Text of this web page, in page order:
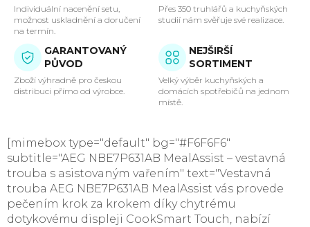
Individuální nacenění setu,
možnost uskladnění a doručení
na termín.
Přes 350 truhlářů a kuchyňských
studií nám svěřuje své realizace.
GARANTOVANÝ
PŮVOD
Zboží výhradně pro českou
distribuci přímo od výrobce.
NEJŠIRŠÍ
SORTIMENT
Velký výběr kuchyňských a
domácích spotřebičů na jednom
místě.
[mimebox type="default" bg="#F6F6F6"
subtitle="AEG NBE7P631AB MealAssist – vestavná
trouba s asistovaným vařením" text="Vestavná
trouba AEG NBE7P631AB MealAssist vás provede
pečením krok za krokem díky chytrému
dotykovému displeji CookSmart Touch, nabízí